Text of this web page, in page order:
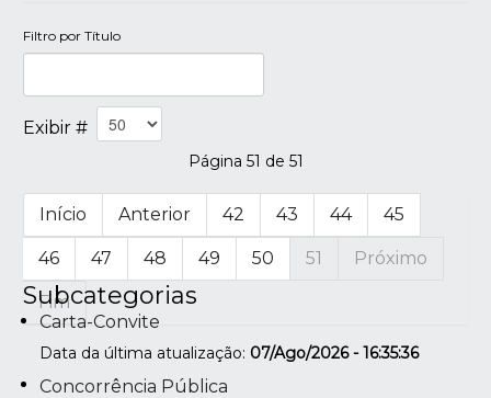
Filtro por Título
Exibir #
Página 51 de 51
Início Anterior 42 43 44 45
46 47 48 49 50 51 Próximo
Fim
Subcategorias
Carta-Convite
Data da última atualização: 07/Ago/2026 - 16:35:36
Concorrência Pública